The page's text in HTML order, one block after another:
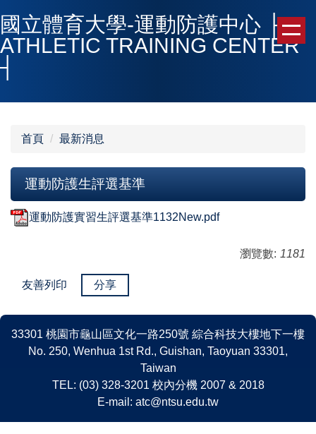
到
主
內
國立體育大學-運動防護中心 ├
ATHLETIC TRAINING CENTER
┤
首頁 最新消息
運動防護生評選基準
運動防護實習生評選基準1132New.pdf
瀏覽數: 1181
友善列印 分享
33301 桃園市龜山區文化一路250號 綜合科技大樓地下一樓
No. 250, Wenhua 1st Rd., Guishan, Taoyuan 33301,
Taiwan
TEL: (03) 328-3201 校內分機 2007 & 2018
E-mail: atc@ntsu.edu.tw